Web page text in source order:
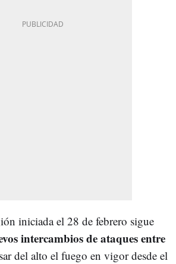
iniciada el 28 de febrero sigue
intercambios de ataques entre
del alto el fuego en vigor desde el